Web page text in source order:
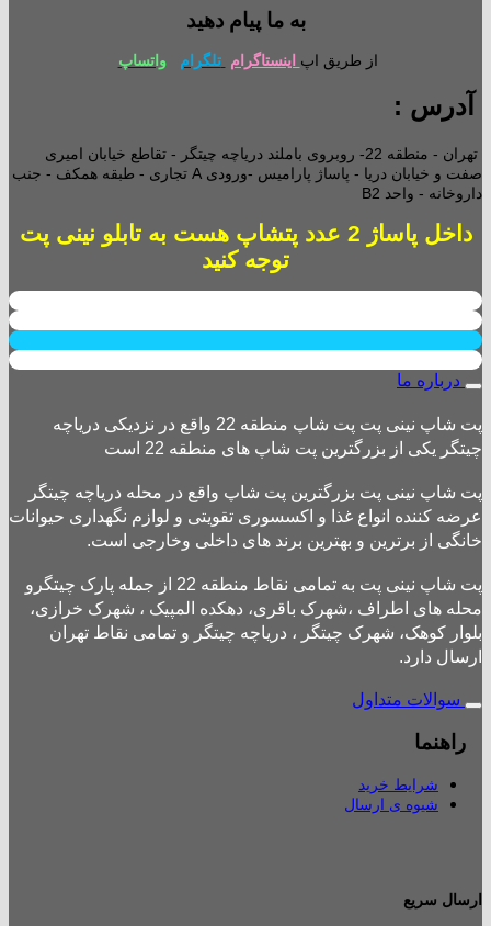
به ما پیام دهید
از طریق اپ اینستاگرام تلگرام واتساپ
آدرس :
تهران - منطقه 22- روبروی باملند دریاچه چیتگر - تقاطع خیابان امیری
صفت و خیابان دریا - پاساژ پارامیس -ورودی A تجاری -
طبقه همکف - جنب
داروخانه - واحد B2
داخل پاساژ 2 عدد پتشاپ هست به تابلو نینی پت
توجه کنید
درباره ما
پت شاپ نینی پت پت شاپ منطقه 22 واقع در نزدیکی دریاچه
چیتگر یکی از بزرگترین پت شاپ های منطقه 22 است
پت شاپ نینی پت بزرگترین پت شاپ واقع در محله دریاچه چیتگر
عرضه کننده انواع غذا و اکسسوری تقویتی و لوازم نگهداری حیوانات
خانگی از برترین و بهترین برند های داخلی وخارجی است.
پت شاپ نینی پت به تمامی نقاط منطقه 22 از جمله پارک چیتگرو
محله های اطراف ،شهرک باقری، دهکده المپیک ، شهرک خرازی،
بلوار کوهک، شهرک چیتگر ، دریاچه چیتگر و تمامی نقاط تهران
ارسال دارد.
سوالات متداول
راهنما
شرایط خرید
شیوه ی ارسال
ارسال سریع